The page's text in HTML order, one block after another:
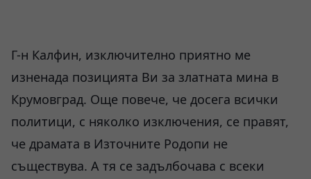
Г-н Калфин, изключително приятно ме
изненада позицията Ви за златната мина в
Крумовград. Още повече, че досега всички
политици, с няколко изключения, се правят,
че драмата в Източните Родопи не
съществува. А тя се задълбочава с всеки